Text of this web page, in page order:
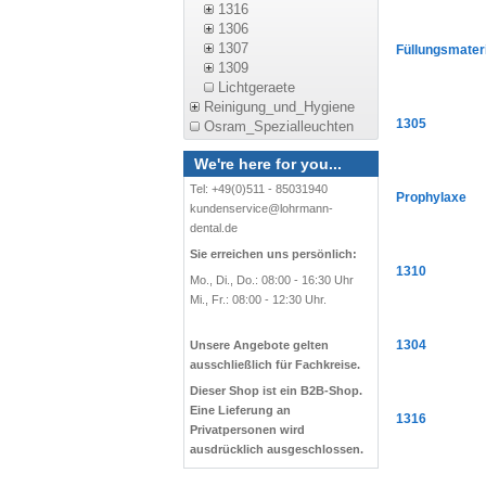
1316
1306
1307
1309
Lichtgeraete
Reinigung_und_Hygiene
Osram_Spezialleuchten
We're here for you...
Tel: +49(0)511 - 85031940
kundenservice@lohrmann-
dental.de
Sie erreichen uns persönlich:
Mo., Di., Do.: 08:00 - 16:30 Uhr
Mi., Fr.: 08:00 - 12:30 Uhr.
Unsere Angebote gelten
ausschließlich für Fachkreise.
Dieser Shop ist ein B2B-Shop.
Eine Lieferung an
Privatpersonen wird
ausdrücklich ausgeschlossen.
1305
Prophylaxe
1310
1304
1316